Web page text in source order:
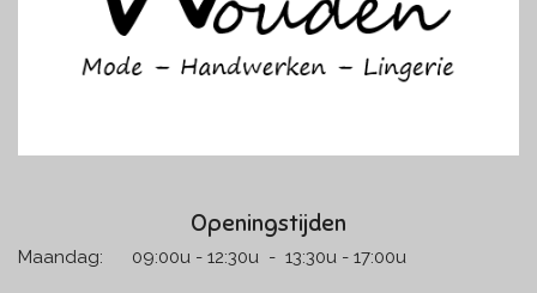
Openingstijden
Maandag: 09:00u - 12:30u - 13:30u - 17:00u